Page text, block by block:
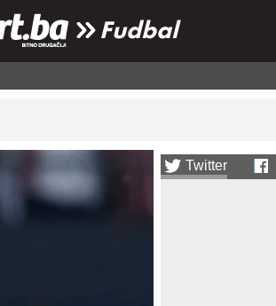
Fudbal
Twitter